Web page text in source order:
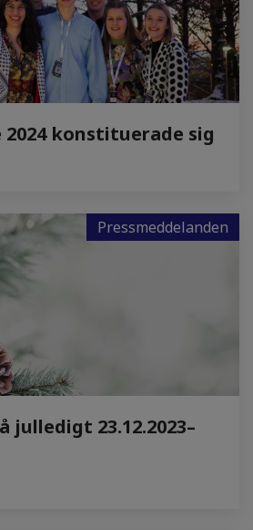
2024 konstituerade sig
Pressmeddelanden
julledigt 23.12.2023–